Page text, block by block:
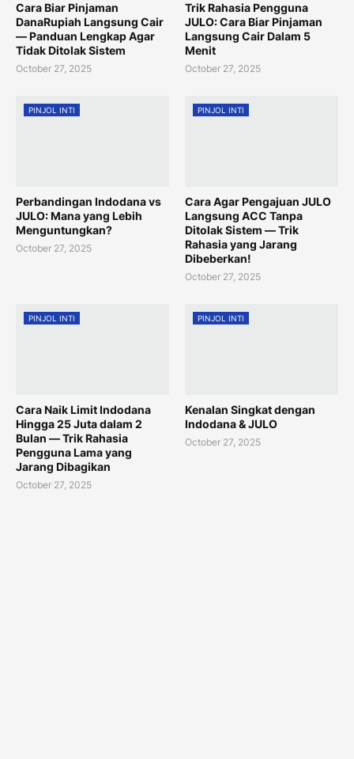
Cara Biar Pinjaman
DanaRupiah Langsung Cair
— Panduan Lengkap Agar
Tidak Ditolak Sistem
October 27, 2025
Trik Rahasia Pengguna
JULO: Cara Biar Pinjaman
Langsung Cair Dalam 5
Menit
October 27, 2025
PINJOL INTI
Perbandingan Indodana vs
JULO: Mana yang Lebih
Menguntungkan?
October 27, 2025
PINJOL INTI
Cara Agar Pengajuan JULO
Langsung ACC Tanpa
Ditolak Sistem — Trik
Rahasia yang Jarang
Dibeberkan!
October 27, 2025
PINJOL INTI
Cara Naik Limit Indodana
Hingga 25 Juta dalam 2
Bulan — Trik Rahasia
Pengguna Lama yang
Jarang Dibagikan
October 27, 2025
PINJOL INTI
Kenalan Singkat dengan
Indodana & JULO
October 27, 2025